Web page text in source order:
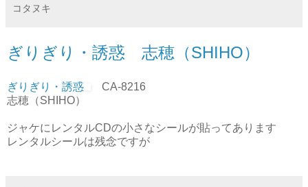
コタヌキ
ぎりぎり・誘惑 志穂（SHIHO）
ぎりぎり・誘惑
CA-8216
志穂（SHIHO）
ジャケにレンタルCDの小さなシールが貼ってあります
レンタルシールは残念ですが